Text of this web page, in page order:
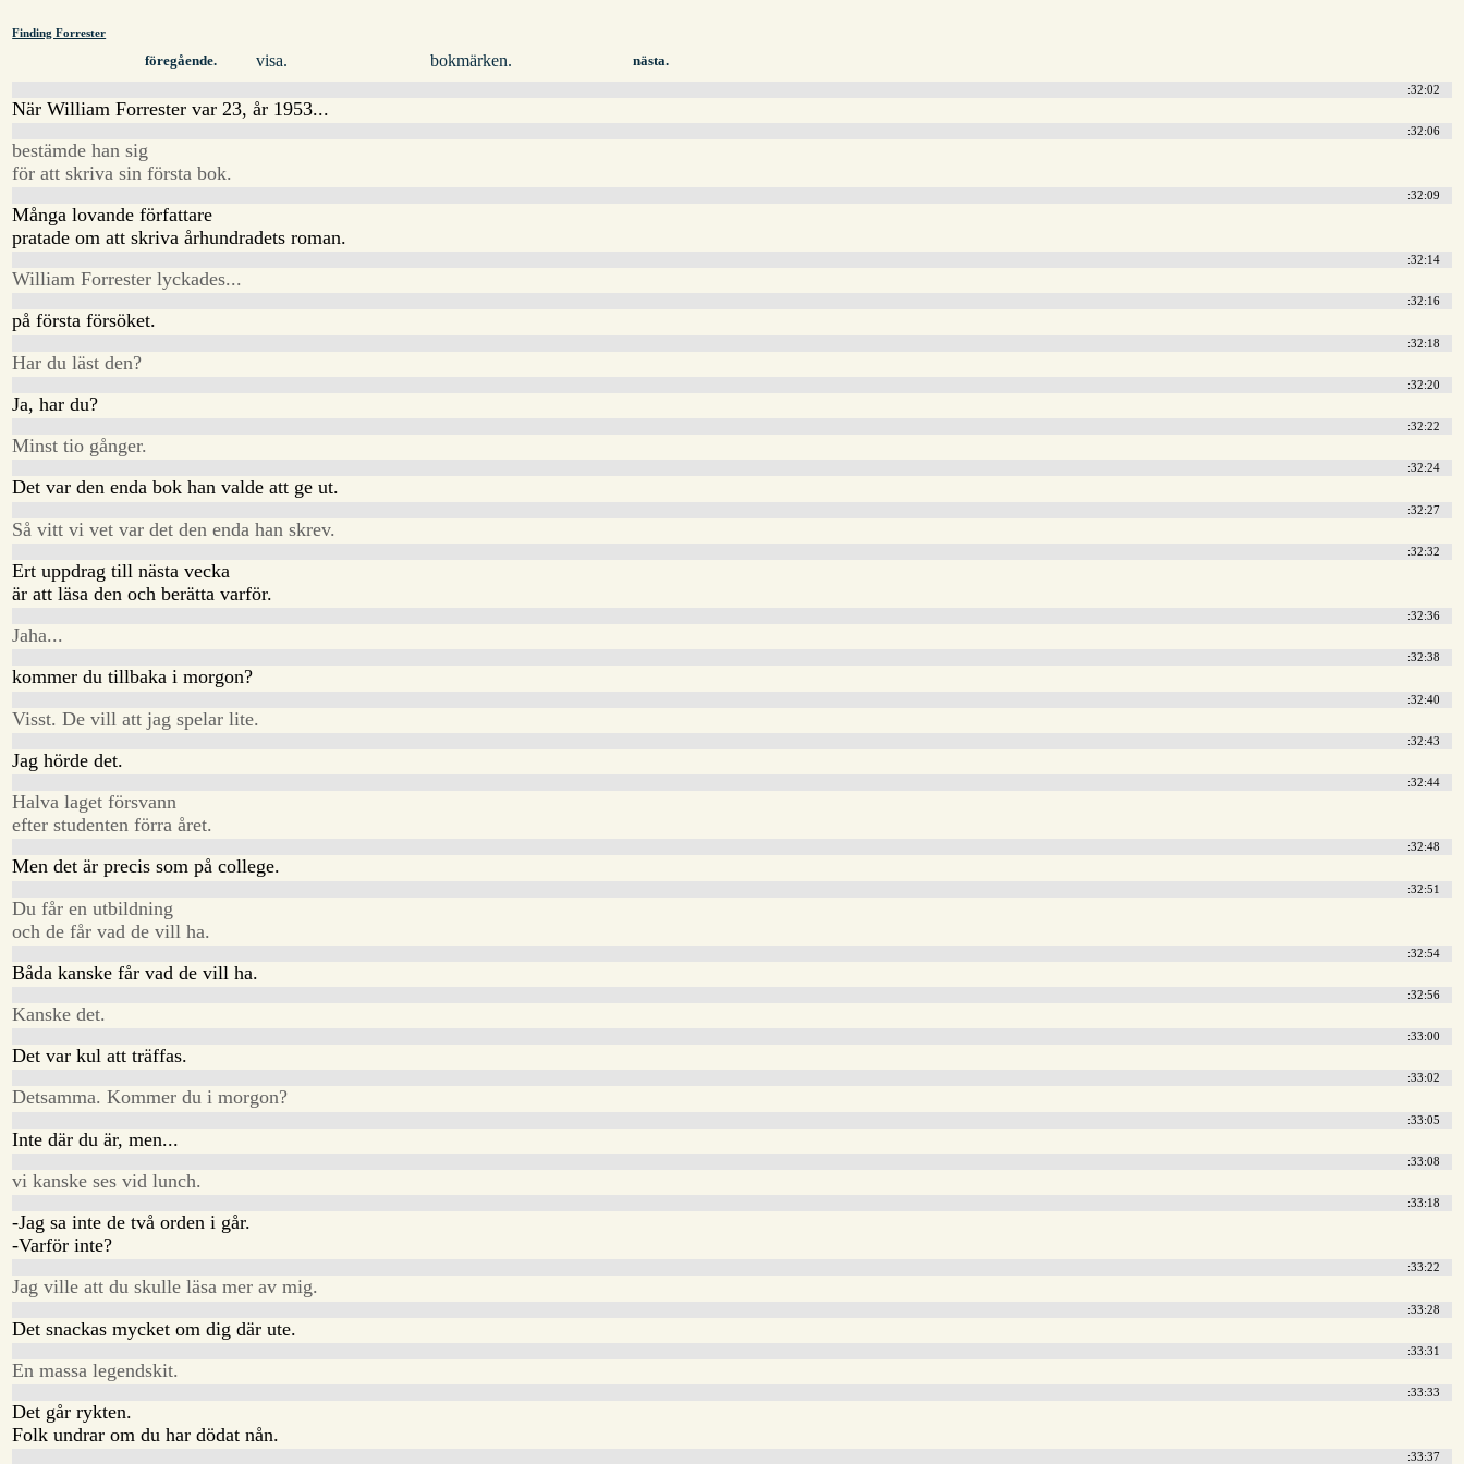
Finding Forrester
föregående. visa. bokmärken. nästa.
:32:02
När William Forrester var 23, år 1953...
:32:06
bestämde han sig
för att skriva sin första bok.
:32:09
Många lovande författare
pratade om att skriva århundradets roman.
:32:14
William Forrester lyckades...
:32:16
på första försöket.
:32:18
Har du läst den?
:32:20
Ja, har du?
:32:22
Minst tio gånger.
:32:24
Det var den enda bok han valde att ge ut.
:32:27
Så vitt vi vet var det den enda han skrev.
:32:32
Ert uppdrag till nästa vecka
är att läsa den och berätta varför.
:32:36
Jaha...
:32:38
kommer du tillbaka i morgon?
:32:40
Visst. De vill att jag spelar lite.
:32:43
Jag hörde det.
:32:44
Halva laget försvann
efter studenten förra året.
:32:48
Men det är precis som på college.
:32:51
Du får en utbildning
och de får vad de vill ha.
:32:54
Båda kanske får vad de vill ha.
:32:56
Kanske det.
:33:00
Det var kul att träffas.
:33:02
Detsamma. Kommer du i morgon?
:33:05
Inte där du är, men...
:33:08
vi kanske ses vid lunch.
:33:18
-Jag sa inte de två orden i går.
-Varför inte?
:33:22
Jag ville att du skulle läsa mer av mig.
:33:28
Det snackas mycket om dig där ute.
:33:31
En massa legendskit.
:33:33
Det går rykten.
Folk undrar om du har dödat nån.
:33:37